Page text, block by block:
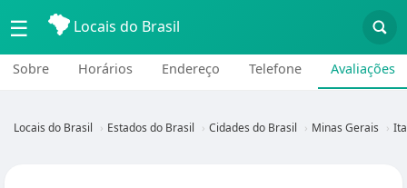
☰ Locais do Brasil
Sobre Horários Endereço Telefone Avaliações
Locais do Brasil Estados do Brasil Cidades do Brasil Minas Gerais